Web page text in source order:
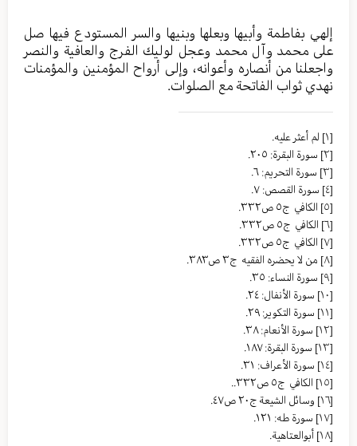
إلهي بفاطمة وأبيها وبعلها وبنيها والسر المستودع فيها صل
على محمد وآل محمد وعجل لوليك الفرج والعافية والنصر
واجعلنا من أنصاره وأعوانه، وإلى أرواح المؤمنين والمؤمنات
نهدي ثواب الفاتحة مع الصلوات.
[١]
لم أعثر عليه.
[٢]
سورة البقرة: ٢٠٥.
[٣]
سورة التحريم: ٦.
[٤]
سورة القصص: ٧.
[٥]
الکافي ج٥ ص٣٣٢.
[٦]
الکافي ج٥ ص٣٣٢.
[٧]
الکافي ج٥ ص٣٣٢.
[٨]
من لا یحضره الفقیه ج٣ ص٣٨٣.
[٩]
سورة النساء: ٣٥.
[١٠]
سورة الأنفال: ٢٤.
[١١]
سورة التكوير: ٢٩.
[١٢]
سورة الأنعام: ٣٨.
[١٣]
سورة البقرة: ١٨٧.
[١٤]
سورة الأعراف: ٣١.
[١٥]
الکافي ج٥ ص٣٣٢..
[١٦]
وسائل الشیعة ج٢٠ ص٤٧.
[١٧]
سورة طه: ١٢١.
[١٨]
أبوالعتاهية.